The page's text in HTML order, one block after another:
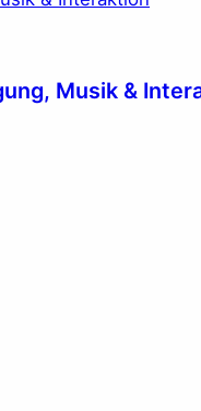
Musik &